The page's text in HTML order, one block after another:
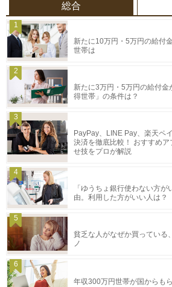
総合
1
新たに10万円・5万円の給付
世帯は
2
新たに3万円・5万円の給付
得世帯」の条件は？
3
PayPay、LINE Pay、楽天ペ
決済を徹底比較！ おすすめ
せ技をプロが解説
4
「ゆうちょ銀行使わない方
由。利用した方がいい人は？
5
貧乏な人がなぜか買っている
ノ
6
年収300万円世帯が国からも